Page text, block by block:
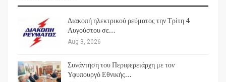
Διακοπή ηλεκτρικού ρεύματος την Τρίτη 4
Αυγούστου σε…
Aug 3, 2026
Συνάντηση του Περιφερειάρχη με τον
Υφυπουργό Εθνικής…